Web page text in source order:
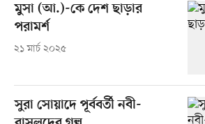
মুসা (আ.)-কে দেশ ছাড়ার
পরামর্শ
২১ মার্চ ২০২৫
সুরা সোয়াদে পূর্ববর্তী নবী-